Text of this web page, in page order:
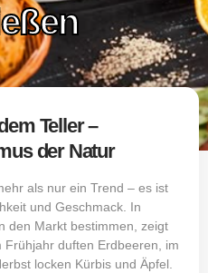
Teller –
der Natur
als nur ein Trend – es ist
und Geschmack. In
den Markt bestimmen, zeigt
duften Erdbeeren, im
locken Kürbis und Äpfel.